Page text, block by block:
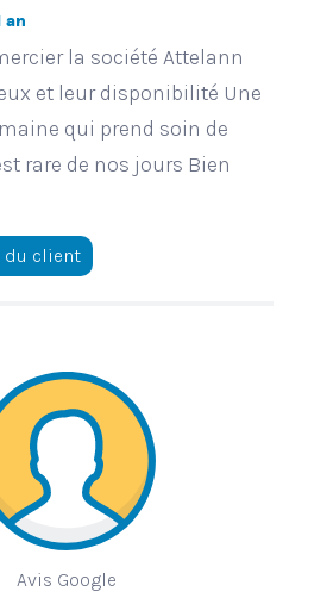
an
la société Attelann
et leur disponibilité Une
qui prend soin de
rare de nos jours Bien
du client
Avis Google